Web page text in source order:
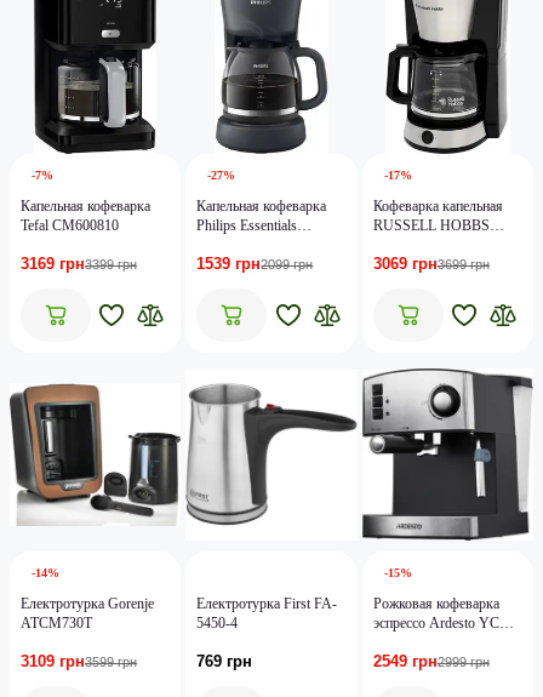
-7%
Капельная кофеварка
Tefal CM600810
3169 грн3399 грн
-27%
Капельная кофеварка
Philips Essentials
капельная кофеварка
Collection HD7430/90
1539 грн2099 грн
-17%
Кофеварка капельная
RUSSELL HOBBS
Maker
3069 грн3699 грн
-14%
Електротурка Gorenje
ATCM730T
3109 грн3599 грн
Електротурка First FA-
5450-4
769 грн
-15%
Рожковая кофеварка
эспрессо Ardesto YCM-
2549 грн2999 грн